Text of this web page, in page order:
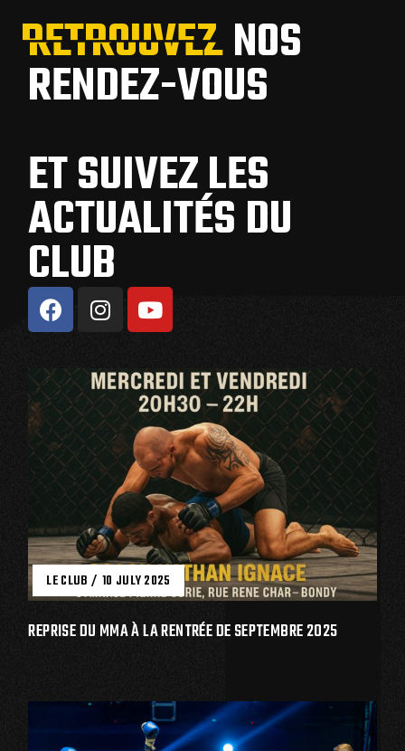
RETROUVEZ
RETROUVEZNOS
RENDEZ-VOUS
ET SUIVEZ LES
ACTUALITÉS DU
CLUB
LE CLUB 10 JULY 2025
REPRISE DU MMA À LA RENTRÉE DE SEPTEMBRE 2025